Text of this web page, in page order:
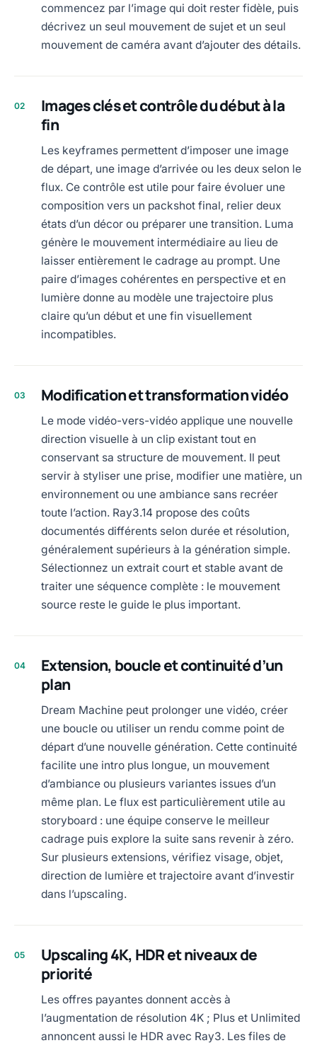
commencez par l’image qui doit rester fidèle, puis
décrivez un seul mouvement de sujet et un seul
mouvement de caméra avant d’ajouter des détails.
02
Images clés et contrôle du début à la
fin
Les keyframes permettent d’imposer une image
de départ, une image d’arrivée ou les deux selon le
flux. Ce contrôle est utile pour faire évoluer une
composition vers un packshot final, relier deux
états d’un décor ou préparer une transition. Luma
génère le mouvement intermédiaire au lieu de
laisser entièrement le cadrage au prompt. Une
paire d’images cohérentes en perspective et en
lumière donne au modèle une trajectoire plus
claire qu’un début et une fin visuellement
incompatibles.
03 Modification et transformation vidéo
Le mode vidéo-vers-vidéo applique une nouvelle
direction visuelle à un clip existant tout en
conservant sa structure de mouvement. Il peut
servir à styliser une prise, modifier une matière, un
environnement ou une ambiance sans recréer
toute l’action. Ray3.14 propose des coûts
documentés différents selon durée et résolution,
généralement supérieurs à la génération simple.
Sélectionnez un extrait court et stable avant de
traiter une séquence complète : le mouvement
source reste le guide le plus important.
04
Extension, boucle et continuité d’un
plan
Dream Machine peut prolonger une vidéo, créer
une boucle ou utiliser un rendu comme point de
départ d’une nouvelle génération. Cette continuité
facilite une intro plus longue, un mouvement
d’ambiance ou plusieurs variantes issues d’un
même plan. Le flux est particulièrement utile au
storyboard : une équipe conserve le meilleur
cadrage puis explore la suite sans revenir à zéro.
Sur plusieurs extensions, vérifiez visage, objet,
direction de lumière et trajectoire avant d’investir
dans l’upscaling.
05
Upscaling 4K, HDR et niveaux de
priorité
Les offres payantes donnent accès à
l’augmentation de résolution 4K ; Plus et Unlimited
annoncent aussi le HDR avec Ray3. Les files de